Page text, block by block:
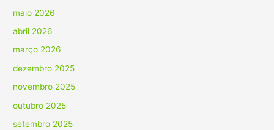
maio 2026
abril 2026
março 2026
dezembro 2025
novembro 2025
outubro 2025
setembro 2025